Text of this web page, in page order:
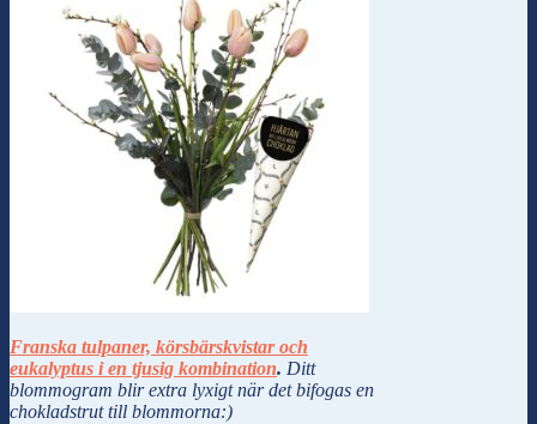
Franska tulpaner, körsbärskvistar och
eukalyptus i en tjusig kombination. Ditt
blommogram blir extra lyxigt när det bifogas en
chokladstrut till blommorna:)